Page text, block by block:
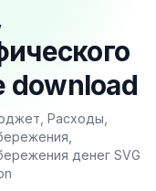
download
Расходы,
денег SVG